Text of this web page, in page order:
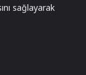
sağlayarak